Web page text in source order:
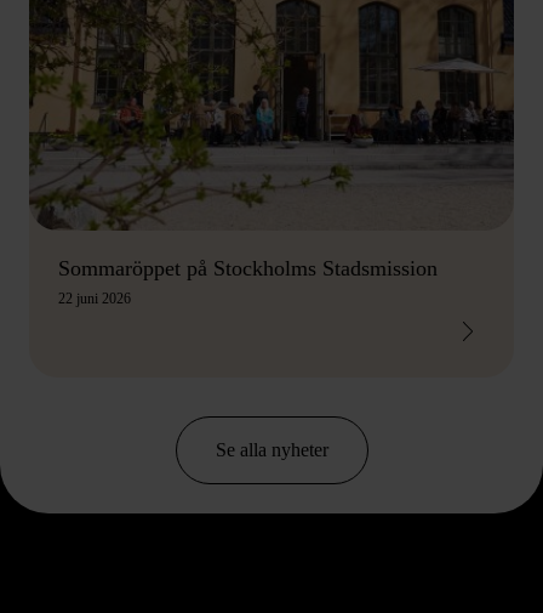
Sommaröppet på Stockholms Stadsmission
22 juni 2026
Se alla nyheter